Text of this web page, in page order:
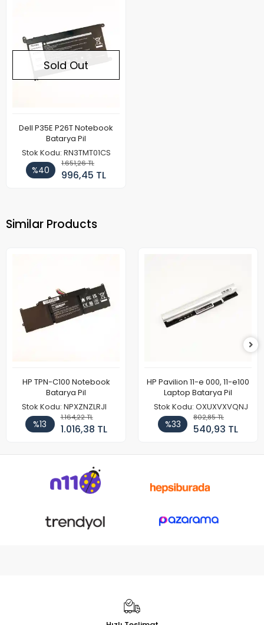
Sold Out
Dell P35E P26T Notebook
Batarya Pil
Stok Kodu: RN3TMT01CS
%40
1.651,26 TL
996,45 TL
Similar Products
HP TPN-C100 Notebook
Batarya Pil
Stok Kodu: NPXZNZLRJI
%13
1.164,22 TL
1.016,38 TL
HP Pavilion 11-e 000, 11-e100
Laptop Batarya Pil
Stok Kodu: OXUXVXVQNJ
%33
802,85 TL
540,93 TL